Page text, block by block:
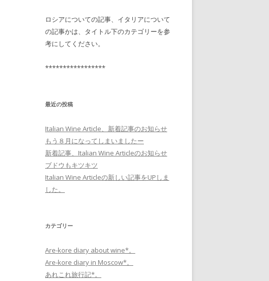
ロシアについての記事、イタリアについて
の記事かは、タイトル下のカテゴリーを参
考にしてください。
*****************
最近の投稿
Italian Wine Article、新着記事のお知らせ
もう８月になってしまいましたー
新着記事、Italian Wine Articleのお知らせ
ブドウもキツキツ
Italian Wine Articleの新しい記事をUPしま
した。
カテゴリー
Are-kore diary about wine*。
Are-kore diary in Moscow*。
あれこれ旅行記*。